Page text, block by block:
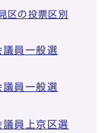
区の投票区別
員一般選
員一般選
員上京区選